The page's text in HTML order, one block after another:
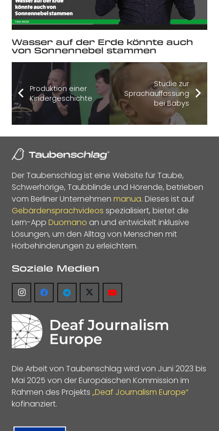
Wasser auf der Erde könnte auch
von Sonnennebel stammen
Produktion einer
Kindergeschichte
Studie zur
Sprachauffassung
bei Babys
Der Taubenschlag ist eine Website für Taube,
Schwerhörige, Taubblinde und Hörende, betrieben
vom Berliner Unternehmen manua. Dieses ist auf
Gebärdensprachvideos spezialisiert, bietet die
Lern-App Duomano an und entwickelt inklusive
Lösungen, um den Alltag von Menschen mit
Hörbehinderungen zu erleichtern.
Soziale Medien
Die Arbeit von Taubenschlag wird von Juni 2023 bis
Mai 2025 von der Europäischen Kommission im
Rahmen des Projekts „Deaf Journalism Europe“
kofinanziert.